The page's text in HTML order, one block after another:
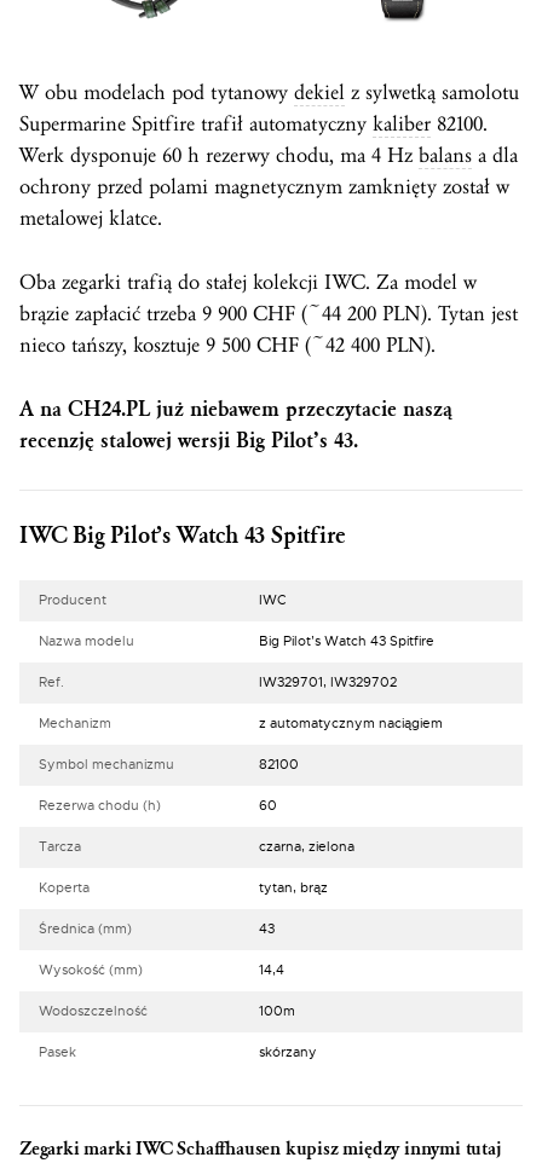
W obu modelach pod tytanowy dekiel z sylwetką samolotu
Supermarine Spitfire trafił automatyczny kaliber 82100.
Werk dysponuje 60 h rezerwy chodu, ma 4 Hz balans a dla
ochrony przed polami magnetycznym zamknięty został w
metalowej klatce.
Oba zegarki trafią do stałej kolekcji IWC. Za model w
brązie zapłacić trzeba 9 900 CHF (~44 200 PLN). Tytan jest
nieco tańszy, kosztuje 9 500 CHF (~42 400 PLN).
A na CH24.PL już niebawem przeczytacie naszą
recenzję stalowej wersji Big Pilot’s 43.
IWC Big Pilot’s Watch 43 Spitfire
Producent IWC
Nazwa modelu Big Pilot’s Watch 43 Spitfire
Ref. IW329701, IW329702
Mechanizm z automatycznym naciągiem
Symbol mechanizmu 82100
Rezerwa chodu (h) 60
Tarcza czarna, zielona
Koperta tytan, brąz
Średnica (mm) 43
Wysokość (mm) 14,4
Wodoszczelność 100m
Pasek skórzany
Zegarki marki IWC Schaffhausen kupisz między innymi tutaj